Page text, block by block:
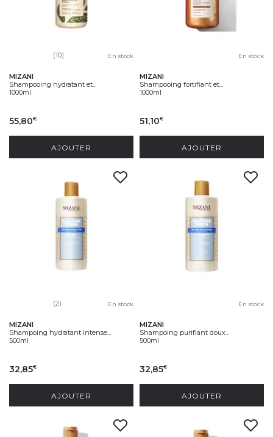
(10) En stock
MIZANI
Shampooing hydratant et...
1000ml
55,80€
AJOUTER
En stock
MIZANI
Shampooing fortifiant et...
1000ml
51,10€
AJOUTER
(2) En stock
MIZANI
Shampoing hydratant intense...
500ml
32,85€
AJOUTER
En stock
MIZANI
Shampoing purifiant doux...
500ml
32,85€
AJOUTER